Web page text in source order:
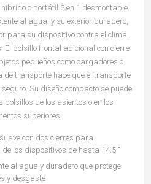
o portátil 2 en 1 desmontable.
al agua, y su exterior duradero,
para su dispositivo contra el clima,
bolsillo frontal adicional con cierre
pequeños como cargadores o
transporte hace que el transporte
Su diseño compacto se puede
de los asientos o en los
superiores.
con dos cierres para
los dispositivos de hasta 14.5 "
al agua y duradero que protege
y desgaste